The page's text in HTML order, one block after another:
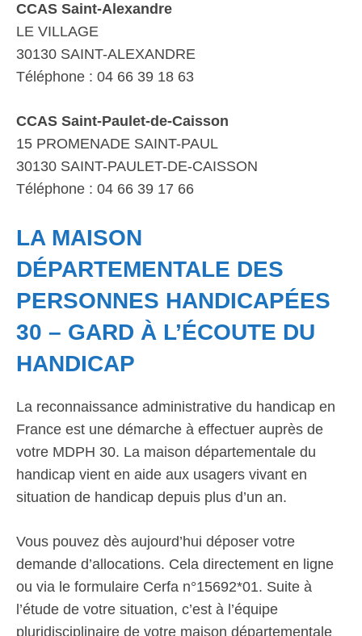
CCAS Saint-Alexandre
LE VILLAGE
30130 SAINT-ALEXANDRE
Téléphone : 04 66 39 18 63
CCAS Saint-Paulet-de-Caisson
15 PROMENADE SAINT-PAUL
30130 SAINT-PAULET-DE-CAISSON
Téléphone : 04 66 39 17 66
LA MAISON
DÉPARTEMENTALE DES
PERSONNES HANDICAPÉES
30 – GARD À L’ÉCOUTE DU
HANDICAP
La reconnaissance administrative du handicap en
France est une démarche à effectuer auprès de
votre MDPH 30. La maison départementale du
handicap vient en aide aux usagers vivant en
situation de handicap depuis plus d’un an.
Vous pouvez dès aujourd’hui déposer votre
demande d’allocations. Cela directement en ligne
ou via le formulaire Cerfa n°15692*01. Suite à
l’étude de votre situation, c’est à l’équipe
pluridisciplinaire de votre maison départementale